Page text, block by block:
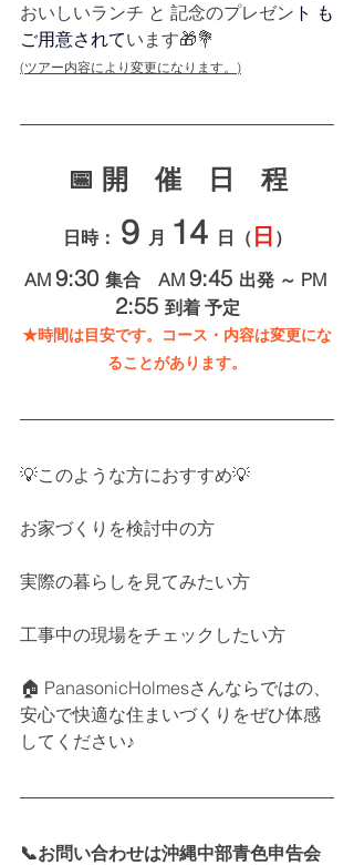
おいしいランチ と 記念のプレゼン ト も
ご用意されています🎁💐
(ツアー内容により変更になります。)
📅 開　催　日　程
日時： 9 月 14 日（ 日 ）
AM 9:30 集合　AM 9:45 出発 ～ PM
2:55 到着 予定
★時間は目安です。コース・内容は変更にな
ることがあります。
💡このような方におすすめ💡
お家づくりを検討中の方
実際の暮らしを見てみたい方
工事中の現場をチェックしたい方
🏠 PanasonicHolmesさんならではの、
安心で快適な住まいづくりをぜひ体感
してください♪
📞お問い合わせは沖縄中部青色申告会